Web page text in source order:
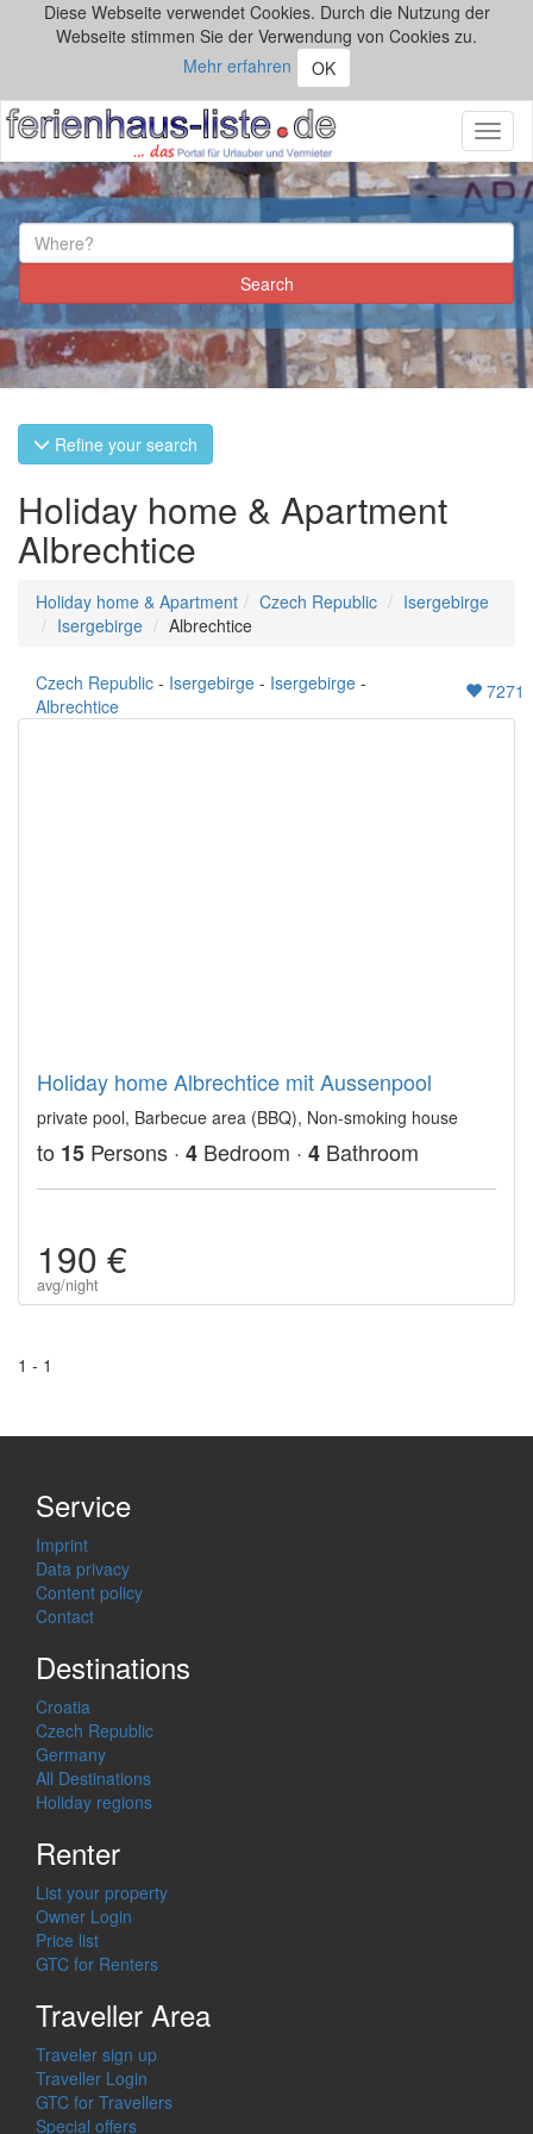
Diese Webseite verwendet Cookies. Durch die Nutzung der
Webseite stimmen Sie der Verwendung von Cookies zu.
Mehr erfahren
OK
Refine your search
Holiday home & Apartment
Albrechtice
Holiday home & Apartment Czech Republic
Isergebirge
Isergebirge
Albrechtice
Czech Republic - Isergebirge - Isergebirge -
Albrechtice
7271
Holiday home Albrechtice mit Aussenpool
private pool, Barbecue area (BBQ), Non-smoking house
to 15 Persons · 4 Bedroom · 4 Bathroom
190 €
avg/night
1 - 1
Service
Imprint
Data privacy
Content policy
Contact
Destinations
Croatia
Czech Republic
Germany
All Destinations
Holiday regions
Renter
List your property
Owner Login
Price list
GTC for Renters
Traveller Area
Traveler sign up
Traveller Login
GTC for Travellers
Special offers